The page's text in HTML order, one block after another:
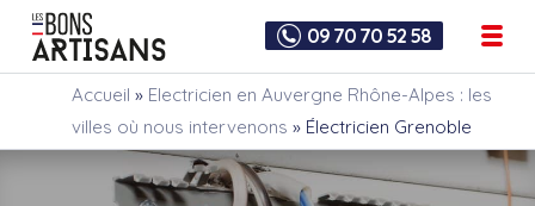
09 70 70 52 58
Accueil » Electricien en Auvergne Rhône-Alpes : les
villes où nous intervenons » Électricien Grenoble